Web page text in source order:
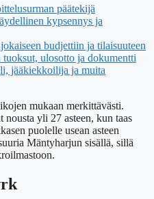
päätekijä
kypsennys ja
budjettiin ja tilaisuuteen
ulosotto ja dokumentti
jääkiekkoilija ja muita
mukaan merkittävästi.
yli 27 asteen, kun taas
puolelle usean asteen
Mäntyharjun sisällä, sillä